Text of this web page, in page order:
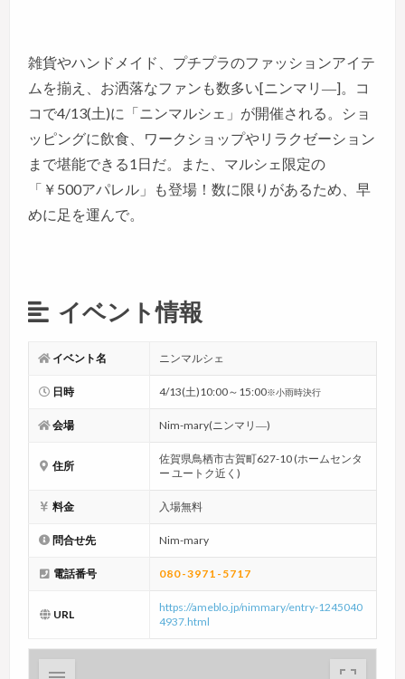
雑貨やハンドメイド、プチプラのファッションアイテ
ムを揃え、お洒落なファンも数多い[ニンマリ―]。コ
コで4/13(土)に「ニンマルシェ」が開催される。ショ
ッピングに飲食、ワークショップやリラクゼーション
まで堪能できる1日だ。また、マルシェ限定の
「￥500アパレル」も登場！数に限りがあるため、早
めに足を運んで。
イベント情報
イベント名 ニンマルシェ
日時 4/13(土)10:00～15:00※小雨時決行
会場 Nim-mary(ニンマリ―)
住所
佐賀県鳥栖市古賀町627-10 (ホームセンタ
ー ユートク近く)
料金 入場無料
問合せ先 Nim-mary
電話番号 080-3971-5717
URL
https://ameblo.jp/nimmary/entry-1245040
4937.html